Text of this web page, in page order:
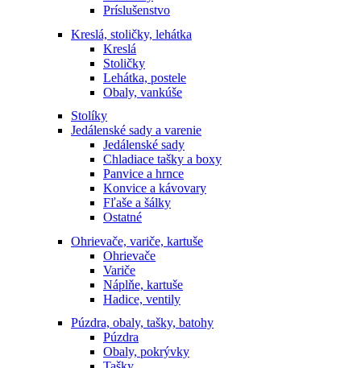
Príslušenstvo
Kreslá, stoličky, lehátka
Kreslá
Stoličky
Lehátka, postele
Obaly, vankúše
Stolíky
Jedálenské sady a varenie
Jedálenské sady
Chladiace tašky a boxy
Panvice a hrnce
Konvice a kávovary
Fľaše a šálky
Ostatné
Ohrievače, variče, kartuše
Ohrievače
Variče
Náplňe, kartuše
Hadice, ventily
Púzdra, obaly, tašky, batohy
Púzdra
Obaly, pokrývky